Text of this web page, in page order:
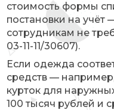
стоимость формы
постановки на учёт
сотрудникам не
03-11-11/30607).
Если одежда
средств —
курток для
100 тысяч рублей и